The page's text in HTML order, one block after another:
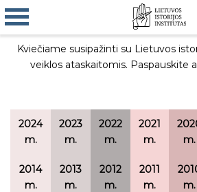
Kviečiame susipažinti su Lietuvos
veiklos ataskaitomis. Paspauskite
2024
m.
2023
m.
2022
m.
2021
m.
m.
2014
m.
2013
m.
2012
m.
2011
m.
m.